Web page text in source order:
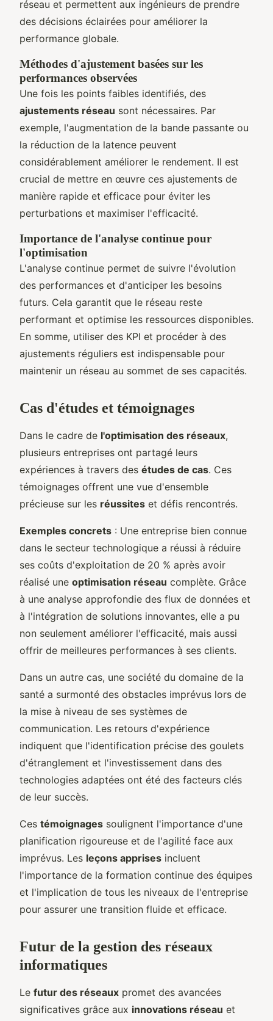
réseau et permettent aux ingénieurs de prendre
des décisions éclairées pour améliorer la
performance globale.
Méthodes d'ajustement basées sur les
performances observées
Une fois les points faibles identifiés, des
ajustements réseau sont nécessaires. Par
exemple, l'augmentation de la bande passante ou
la réduction de la latence peuvent
considérablement améliorer le rendement. Il est
crucial de mettre en œuvre ces ajustements de
manière rapide et efficace pour éviter les
perturbations et maximiser l'efficacité.
Importance de l'analyse continue pour
l'optimisation
L'analyse continue permet de suivre l'évolution
des performances et d'anticiper les besoins
futurs. Cela garantit que le réseau reste
performant et optimise les ressources disponibles.
En somme, utiliser des KPI et procéder à des
ajustements réguliers est indispensable pour
maintenir un réseau au sommet de ses capacités.
Cas d'études et témoignages
Dans le cadre de l'optimisation des réseaux,
plusieurs entreprises ont partagé leurs
expériences à travers des études de cas. Ces
témoignages offrent une vue d'ensemble
précieuse sur les réussites et défis rencontrés.
Exemples concrets : Une entreprise bien connue
dans le secteur technologique a réussi à réduire
ses coûts d'exploitation de 20 % après avoir
réalisé une optimisation réseau complète. Grâce
à une analyse approfondie des flux de données et
à l'intégration de solutions innovantes, elle a pu
non seulement améliorer l'efficacité, mais aussi
offrir de meilleures performances à ses clients.
Dans un autre cas, une société du domaine de la
santé a surmonté des obstacles imprévus lors de
la mise à niveau de ses systèmes de
communication. Les retours d'expérience
indiquent que l'identification précise des goulets
d'étranglement et l'investissement dans des
technologies adaptées ont été des facteurs clés
de leur succès.
Ces témoignages soulignent l'importance d'une
planification rigoureuse et de l'agilité face aux
imprévus. Les leçons apprises incluent
l'importance de la formation continue des équipes
et l'implication de tous les niveaux de l'entreprise
pour assurer une transition fluide et efficace.
Futur de la gestion des réseaux
informatiques
Le futur des réseaux promet des avancées
significatives grâce aux innovations réseau et